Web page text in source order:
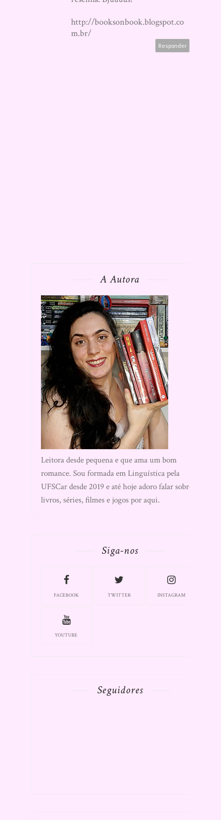
http://booksonbook.blogspot.co
m.br/
Responder
A Autora
Leitora desde pequena e que ama um bom
romance. Sou formada em Linguística pela
UFSCar desde 2019 e até hoje adoro falar sobre
livros, séries, filmes e jogos por aqui.
Siga-nos
FACEBOOK TWITTER INSTAGRAM
YOUTUBE
Seguidores